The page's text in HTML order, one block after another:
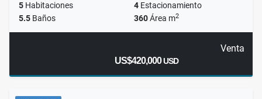
5 Habitaciones 4 Estacionamiento
5.5 Baños 360Área m2
Venta
US$420,000USD